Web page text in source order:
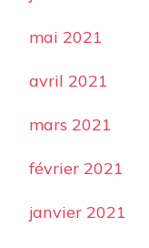
mai 2021
avril 2021
mars 2021
février 2021
janvier 2021